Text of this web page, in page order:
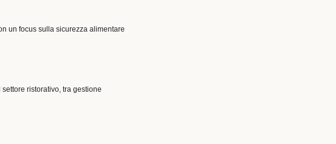
un focus sulla sicurezza alimentare
ristorativo, tra gestione